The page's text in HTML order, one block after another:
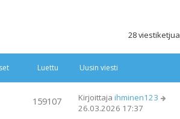
28 viestiketjua
Luettu Uusin viesti
159107 Kirjoittaja ihminen123
26.03.2026 17:37